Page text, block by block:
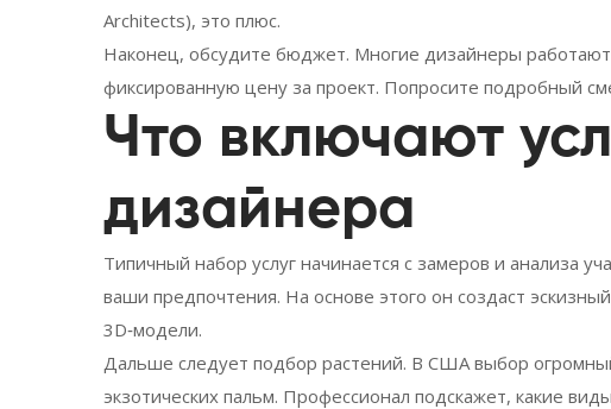
Architects), это плюс.
Наконец, обсудите бюджет. Многие дизайнеры работают
фиксированную цену за проект. Попросите подробный
Что включают
дизайнера
Типичный набор услуг начинается с замеров и анализа
ваши предпочтения. На основе этого он создаст
3D‑модели.
Дальше следует подбор растений. В США выбор
экзотических пальм. Профессионал подскажет, какие